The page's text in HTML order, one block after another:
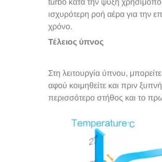
turbo κατά την ψύξη
ισχυρότερη ροή αέρα για την
χρόνο.
Τέλειος ύπνος
Στη λειτουργία ύπνου,
αφού κοιμηθείτε και πριν
περισσότερο στήθος και το